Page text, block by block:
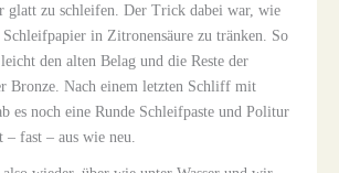
glatt zu schleifen. Der Trick dabei war, wie
in Zitronensäure zu tränken. So
den alten Belag und die Reste der
Bronze. Nach einem letzten Schliff mit
es noch eine Runde Schleifpaste und Politur
– fast – aus wie neu.